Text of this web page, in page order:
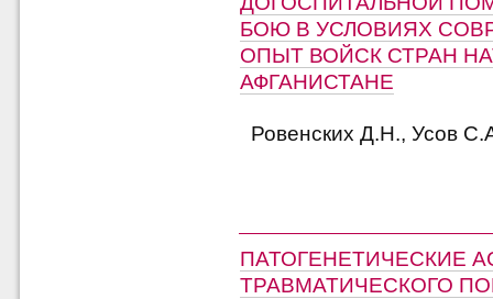
БОЮ В УСЛОВИЯХ
ОПЫТ ВОЙСК СТРАН
АФГАНИСТАНЕ
Ровенских Д.Н., Усов
ПАТОГЕНЕТИЧЕСКИЕ
ТРАВМАТИЧЕСКОГО